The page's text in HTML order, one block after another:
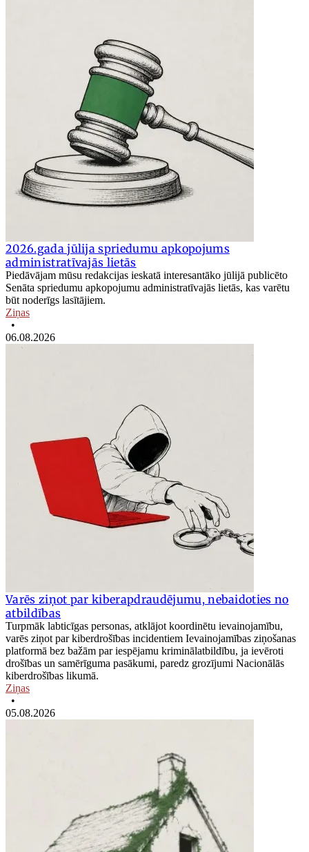
2026.gada jūlija spriedumu apkopojums
administratīvajās lietās
Piedāvājam mūsu redakcijas ieskatā interesantāko jūlijā publicēto
Senāta spriedumu apkopojumu administratīvajās lietās, kas varētu
būt noderīgs lasītājiem.
Ziņas
•
06.08.2026
Varēs ziņot par kiberapdraudējumu, nebaidoties no
atbildības
Turpmāk labticīgas personas, atklājot koordinētu ievainojamību,
varēs ziņot par kiberdrošības incidentiem Ievainojamības ziņošanas
platformā bez bažām par iespējamu kriminālatbildību, ja ievēroti
drošības un samērīguma pasākumi, paredz grozījumi Nacionālās
kiberdrošības likumā.
Ziņas
•
05.08.2026